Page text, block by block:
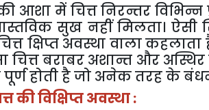
आशा में चित्त निरन्तर विभिन्न
सुख नहीं मिलता। ऐसी
क्षिप्त अवस्था वालाकहलाता
चित्तबराबर अशान्त और अस्थिर
पूर्णहोतीहैजो अनेकतरहके
कीविक्षिप्तअवस्था: